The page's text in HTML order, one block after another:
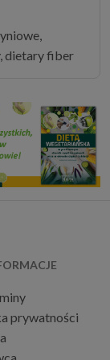
dietary fiber
prywatności